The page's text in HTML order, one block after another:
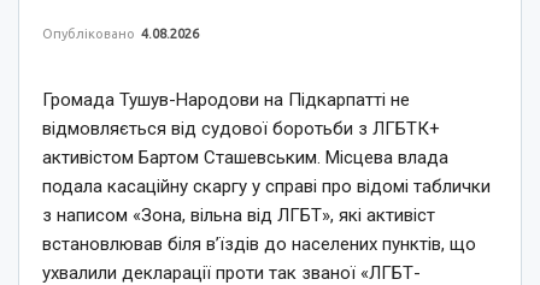
Опубліковано 4.08.2026
Громада Тушув-Народови на Підкарпатті не
відмовляється від судової боротьби з ЛГБТК+
активістом Бартом Сташевським. Місцева влада
подала касаційну скаргу у справі про відомі таблички
з написом «Зона, вільна від ЛГБТ», які активіст
встановлював біля в’їздів до населених пунктів, що
ухвалили декларації проти так званої «ЛГБТ-